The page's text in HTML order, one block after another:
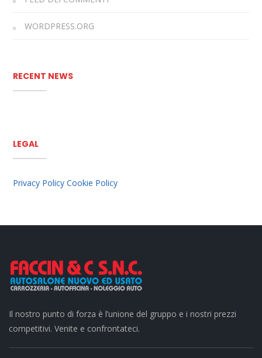
WORDPRESS.ORG
RECENT NEWS
LEGAL
Privacy Policy Cookie Policy
Il nostro punto di forza è l’unione del gruppo e i nostri prezzi
competitivi. Venite e confrontateci.